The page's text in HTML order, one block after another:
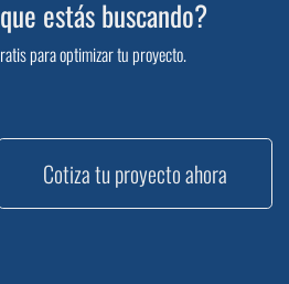
estás buscando?
para optimizar tu proyecto.
Cotiza tu proyecto ahora